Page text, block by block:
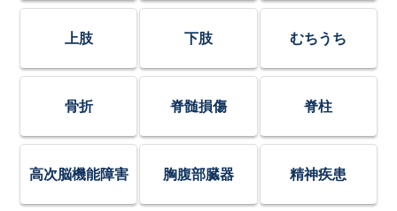
上肢 下肢 むちうち
骨折 脊髄損傷 脊柱
高次脳機能障害 胸腹部臓器 精神疾患